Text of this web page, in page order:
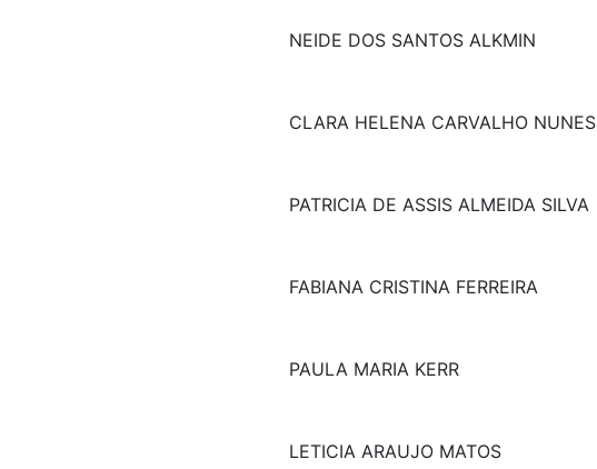
NEIDE DOS SANTOS ALKMIN
CLARA HELENA CARVALHO NUNES
PATRICIA DE ASSIS ALMEIDA SILVA
FABIANA CRISTINA FERREIRA
PAULA MARIA KERR
LETICIA ARAUJO MATOS